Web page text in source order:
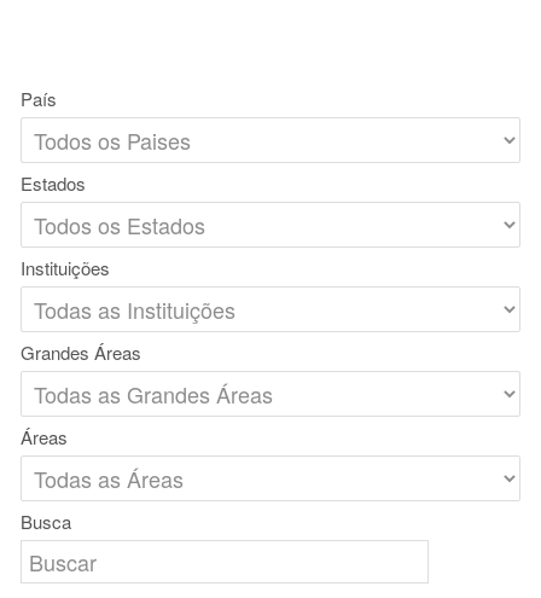
País
Estados
Instituições
Grandes Áreas
Áreas
Busca